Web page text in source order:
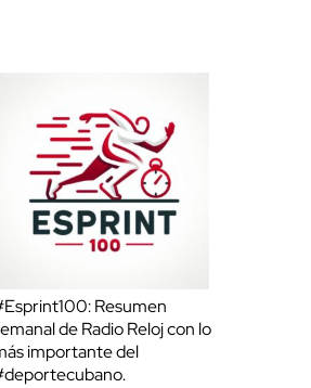
Resumen
de Radio Reloj con lo
importante del